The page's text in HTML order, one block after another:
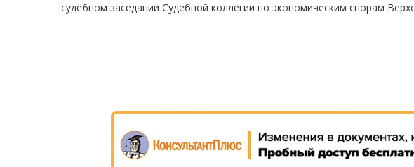
судебном заседании Судебной коллегии по экономическим спорам